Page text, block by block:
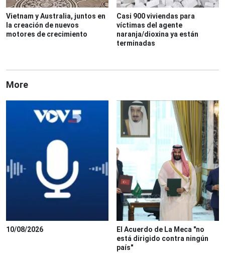
Vietnam y Australia, juntos en
la creación de nuevos
motores de crecimiento
Casi 900 viviendas para
víctimas del agente
naranja/dioxina ya están
terminadas
More
10/08/2026
El Acuerdo de La Meca "no
está dirigido contra ningún
país"